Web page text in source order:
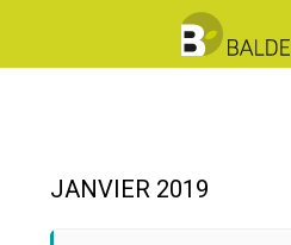
JANVIER 2019